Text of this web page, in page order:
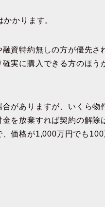
かります。
資特約無しの方が優先さ
実に購入できる方のほう
がありますが、いくら物
を放棄すれば契約の解除
価格が1,000万円でも